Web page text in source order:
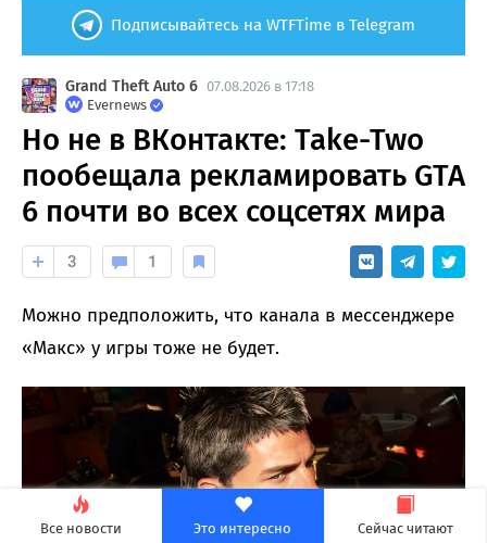
Все новости Это интересно Сейчас читают
Подписывайтесь на WTFTime в Telegram
Grand Theft Auto 6 07.08.2026 в 17:18
Evernews
Но не в ВКонтакте: Take-Two
пообещала рекламировать GTA
6 почти во всех соцсетях мира
3 1
Можно предположить, что канала в мессенджере
«Макс» у игры тоже не будет.